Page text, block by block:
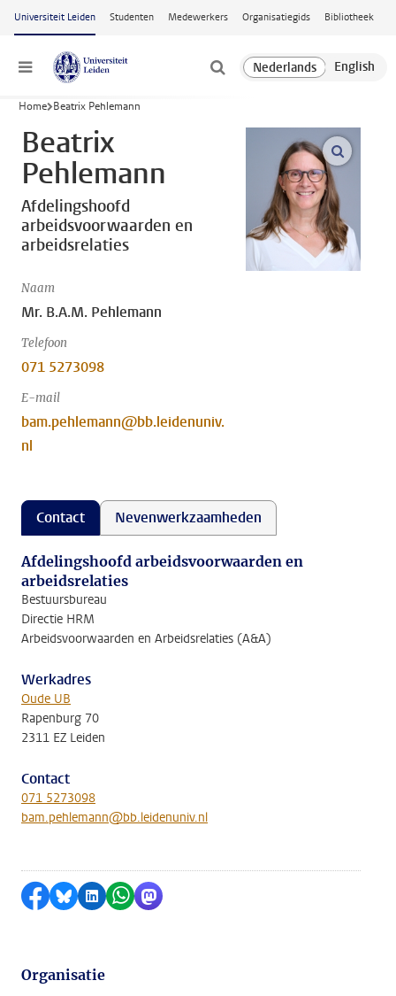
Ga naar hoofdinhoud
Universiteit Leiden Studenten Medewerkers Organisatiegids Bibliotheek
Menu
Home Beatrix Pehlemann
Beatrix
Pehlemann
Afdelingshoofd
arbeidsvoorwaarden en
arbeidsrelaties
Naam
Mr. B.A.M. Pehlemann
Telefoon
071 5273098
E-mail
bam.pehlemann@bb.leidenuniv.
nl
open
Contact Nevenwerkzaamheden
Afdelingshoofd arbeidsvoorwaarden en
arbeidsrelaties
Bestuursbureau
Directie HRM
Arbeidsvoorwaarden en Arbeidsrelaties (A&A)
Werkadres
Oude UB
Rapenburg 70
2311 EZ Leiden
Contact
071 5273098
bam.pehlemann@bb.leidenuniv.nl
Delen op Facebook
Delen via Bluesky
Delen op LinkedIn
Delen via WhatsApp
Delen via Mastodon
Organisatie